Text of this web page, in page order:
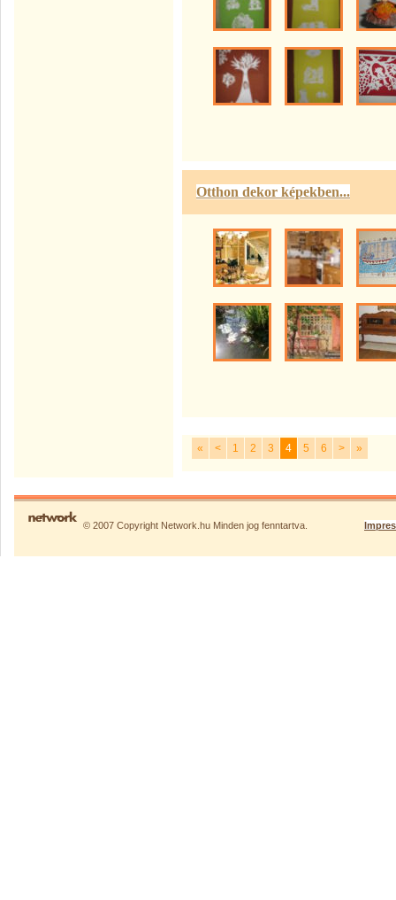
Otthon dekor képekben...
« < 1 2 3 4 5 6 > »
© 2007 Copyright Network.hu Minden jog fenntartva.